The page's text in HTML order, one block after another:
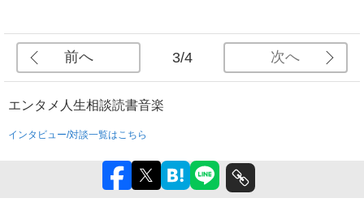
前へ 3/4 次へ
エンタメ 人生相談読書音楽
インタビュー/対談一覧はこちら